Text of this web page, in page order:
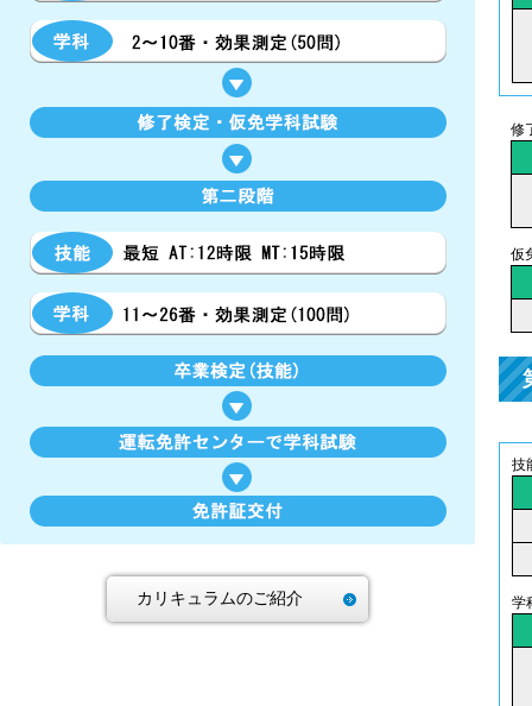
カリキュラムのご紹介
修
仮
技
学